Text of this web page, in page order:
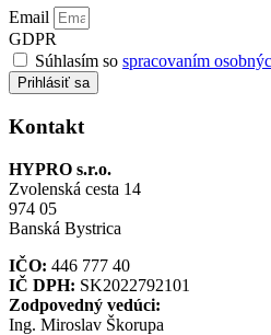
Email
GDPR
Súhlasím so spracovaním
Prihlásiť sa
Kontakt
HYPRO s.r.o.
Zvolenská cesta 14
974 05
Banská Bystrica
IČO: 446 777 40
IČ DPH: SK2022792101
Zodpovedný vedúci:
Ing. Miroslav Škorupa